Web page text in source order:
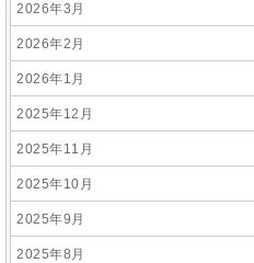
2026年3月
2026年2月
2026年1月
2025年12月
2025年11月
2025年10月
2025年9月
2025年8月